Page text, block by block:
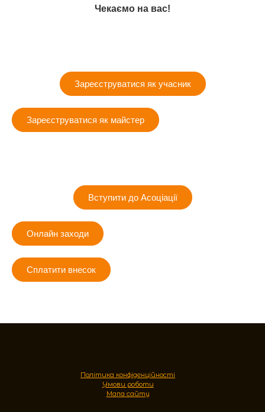
Чекаємо на вас!
Зареєструватися як учасник
Зареєструватися як майстер
Вступити до Асоціації
Онлайн заходи
Сплатити внесок
Політика конфіденційності
Умови роботи
Мапа сайту